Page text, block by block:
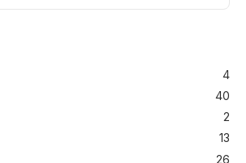
4
40
2
13
26